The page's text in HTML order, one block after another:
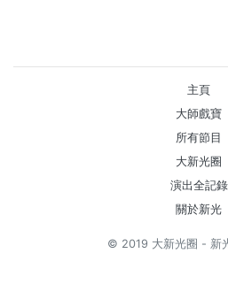
主頁
大師戲寶
所有節目
大新光圈
演出全記錄
關於新光
© 2019 大新光圈 - 新